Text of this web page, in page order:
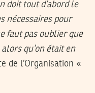
doit tout d’abord le
nécessaires pour
faut pas oublier que
qu’on était en
de l’Organisation «